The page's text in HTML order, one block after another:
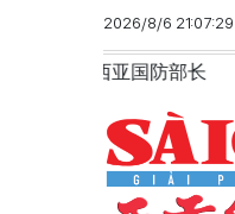
2026/8/6 21:07:29
西亚国防部长 党中